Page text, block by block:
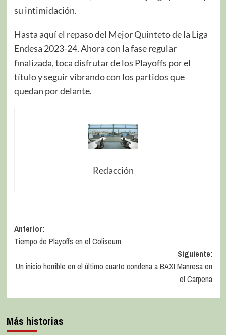
su intimidación.
Hasta aquí el repaso del Mejor Quinteto de la Liga
Endesa 2023-24. Ahora con la fase regular
finalizada, toca disfrutar de los Playoffs por el
título y seguir vibrando con los partidos que
quedan por delante.
Redacción
Anterior:
Tiempo de Playoffs en el Coliseum
Siguiente:
Un inicio horrible en el último cuarto condena a BAXI Manresa en
el Carpena
Más historias